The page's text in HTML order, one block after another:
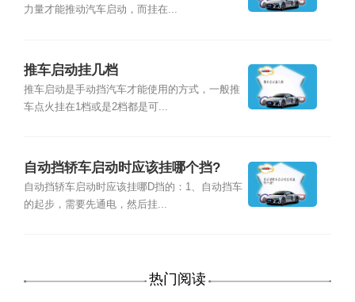
力量才能推动汽车启动，而挂在...
推车启动挂几档
推车启动是手动挡汽车才能使用的方式，一般推
车点火挂在1档或是2档都是可...
自动挡轿车启动时应该挂哪个挡?
自动挡轿车启动时应该挂哪D挡的：1、自动挡车
的起步，需要先通电，然后挂...
热门阅读